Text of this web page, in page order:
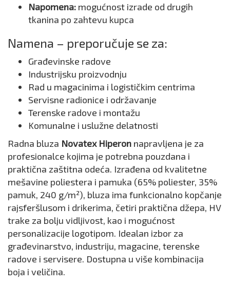
Napomena: mogućnost izrade od drugih
tkanina po zahtevu kupca
Namena – preporučuje se za:
Građevinske radove
Industrijsku proizvodnju
Rad u magacinima i logističkim centrima
Servisne radionice i održavanje
Terenske radove i montažu
Komunalne i uslužne delatnosti
Radna bluza Novatex Hiperon napravljena je za
profesionalce kojima je potrebna pouzdana i
praktična zaštitna odeća. Izrađena od kvalitetne
mešavine poliestera i pamuka (65% poliester, 35%
pamuk, 240 g/m²), bluza ima funkcionalno kopčanje
rajsferšlusom i drikerima, četiri praktična džepa, HV
trake za bolju vidljivost, kao i mogućnost
personalizacije logotipom. Idealan izbor za
građevinarstvo, industriju, magacine, terenske
radove i servisere. Dostupna u više kombinacija
boja i veličina.